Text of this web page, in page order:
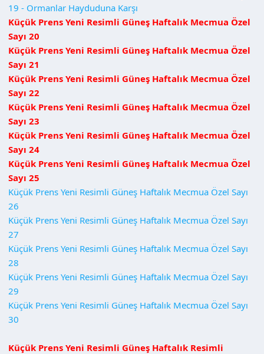
19 - Ormanlar Hayduduna Karşı
Küçük Prens Yeni Resimli Güneş Haftalık Mecmua Özel
Sayı 20
Küçük Prens Yeni Resimli Güneş Haftalık Mecmua Özel
Sayı 21
Küçük Prens Yeni Resimli Güneş Haftalık Mecmua Özel
Sayı 22
Küçük Prens Yeni Resimli Güneş Haftalık Mecmua Özel
Sayı 23
Küçük Prens Yeni Resimli Güneş Haftalık Mecmua Özel
Sayı 24
Küçük Prens Yeni Resimli Güneş Haftalık Mecmua Özel
Sayı 25
Küçük Prens Yeni Resimli Güneş Haftalık Mecmua Özel Sayı
26
Küçük Prens Yeni Resimli Güneş Haftalık Mecmua Özel Sayı
27
Küçük Prens Yeni Resimli Güneş Haftalık Mecmua Özel Sayı
28
Küçük Prens Yeni Resimli Güneş Haftalık Mecmua Özel Sayı
29
Küçük Prens Yeni Resimli Güneş Haftalık Mecmua Özel Sayı
30
Küçük Prens Yeni Resimli Güneş Haftalık Resimli